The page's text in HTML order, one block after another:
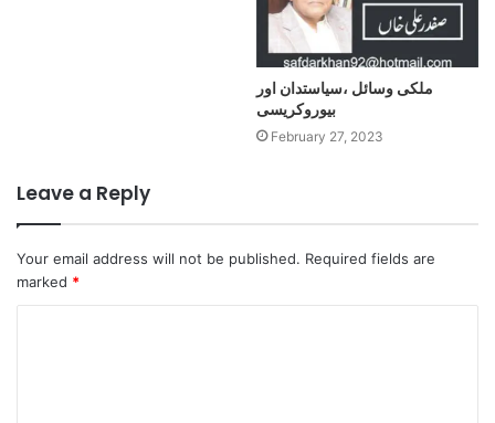
ملکی وسائل ،سیاستدان اور
بیوروکریسی
February 27, 2023
Leave a Reply
Your email address will not be published. Required fields are
marked *